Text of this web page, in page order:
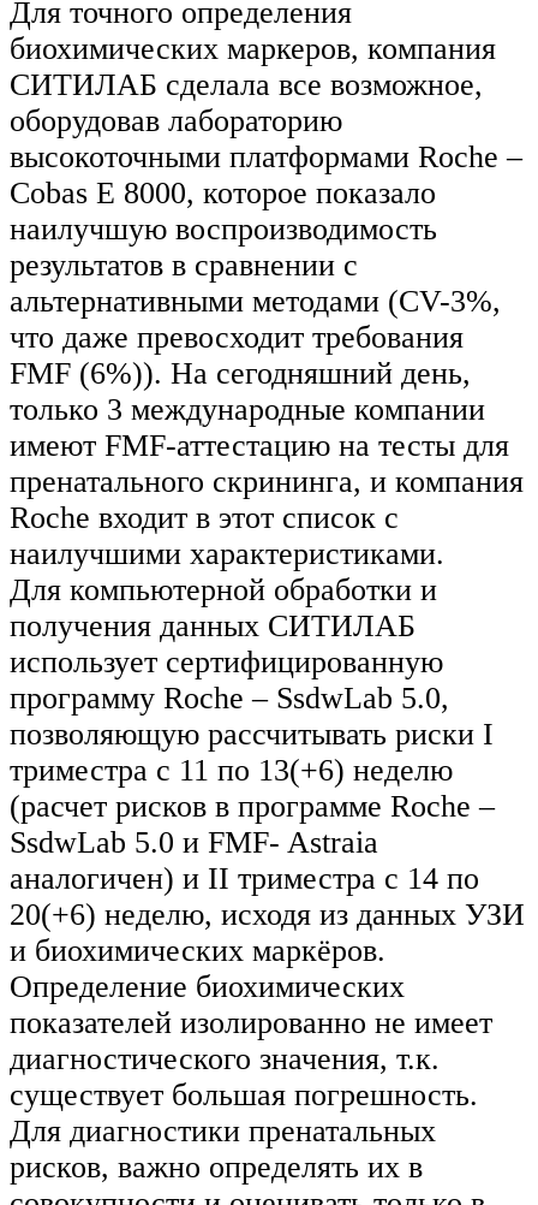
Для точного определения
биохимических маркеров, компания
СИТИЛАБ сделала все возможное,
оборудовав лабораторию
высокоточными платформами Roche –
Cobas Е 8000, которое показало
наилучшую воспроизводимость
результатов в сравнении с
альтернативными методами (CV-3%,
что даже превосходит требования
FMF (6%)). На сегодняшний день,
только 3 международные компании
имеют FMF-аттестацию на тесты для
пренатального скрининга, и компания
Roche входит в этот список с
наилучшими характеристиками.
Для компьютерной обработки и
получения данных СИТИЛАБ
использует сертифицированную
программу Roche – SsdwLab 5.0,
позволяющую рассчитывать риски I
триместра с 11 по 13(+6) неделю
(расчет рисков в программе Roche –
SsdwLab 5.0 и FMF- Astraia
аналогичен) и II триместра с 14 по
20(+6) неделю, исходя из данных УЗИ
и биохимических маркёров.
Определение биохимических
показателей изолированно не имеет
диагностического значения, т.к.
существует большая погрешность.
Для диагностики пренатальных
рисков, важно определять их в